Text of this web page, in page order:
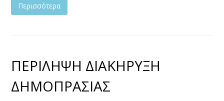
Περισσότερα
ΠΕΡΙΛΗΨΗ ΔΙΑΚΗΡΥΞΗ
ΔΗΜΟΠΡΑΣΙΑΣ